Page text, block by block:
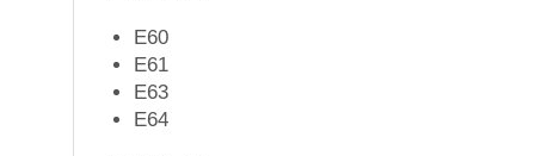
E60
E61
E63
E64